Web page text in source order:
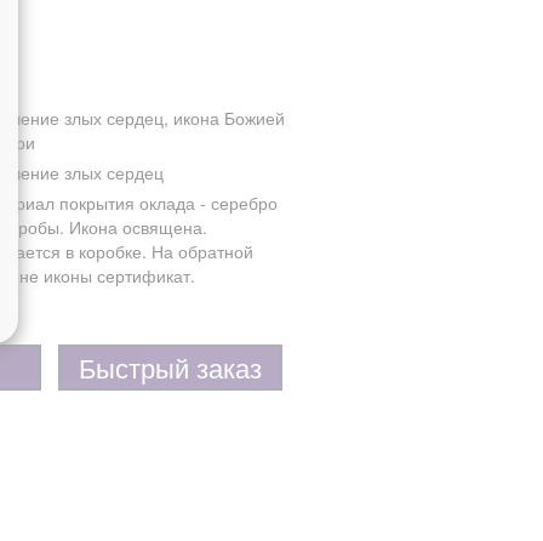
злых сердец, икона Божией
злых сердец
покрытия оклада - серебро
пробы. Икона освящена.
в коробке. На обратной
иконы сертификат.
Быстрый заказ